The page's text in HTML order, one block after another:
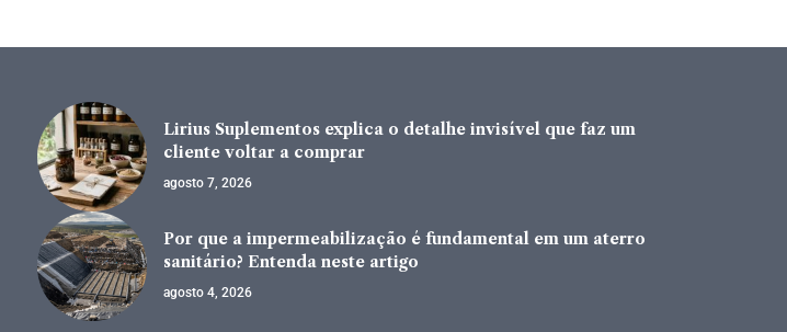
Lirius Suplementos explica o detalhe invisível que faz um
cliente voltar a comprar
agosto 7, 2026
Por que a impermeabilização é fundamental em um aterro
sanitário? Entenda neste artigo
agosto 4, 2026